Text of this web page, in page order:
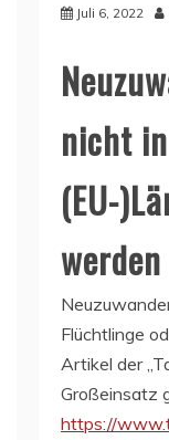
Juli 6, 2022
nicht
(EU-
werden
Flüchtlinge
Artikel der
Großeinsatz
https://